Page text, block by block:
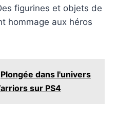
figurines et objets de
hommage aux héros
Plongée dans l'univers
sur PS4